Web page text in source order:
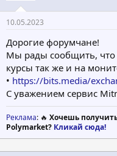
10.05.2023
Дорогие форумчане!
Мы рады сообщить, что
курсы так же и на
• https://bits.media/
С уважением сервис
Реклама: 🔥 Хочешь
Polymarket? Кликай сюда!